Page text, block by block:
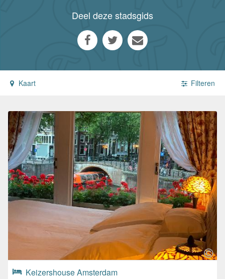
Deel deze stadsgids
Kaart Filteren
Keizershouse Amsterdam